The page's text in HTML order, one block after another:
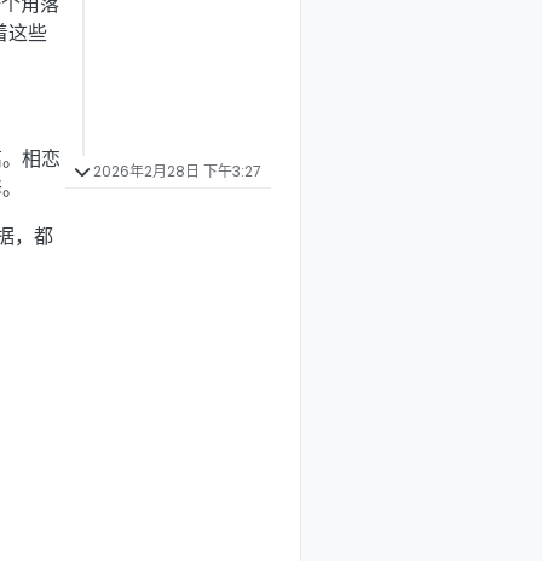
这些
相恋
，都
2026年2月28日 下午3:27